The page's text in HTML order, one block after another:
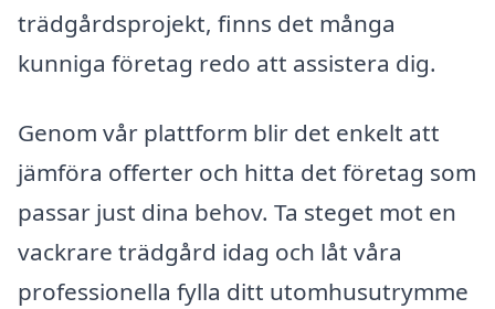
trädgårdsprojekt, finns det många
kunniga företag redo att assistera dig.
Genom vår plattform blir det enkelt att
jämföra offerter och hitta det företag som
passar just dina behov. Ta steget mot en
vackrare trädgård idag och låt våra
professionella fylla ditt utomhusutrymme